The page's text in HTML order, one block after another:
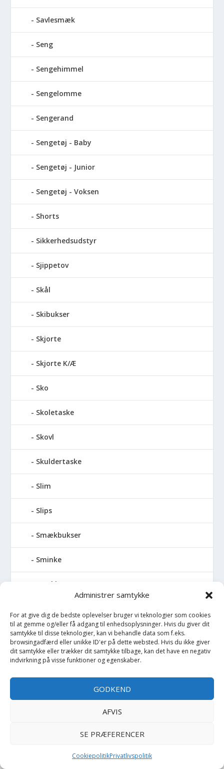
Administrer samtykke
For at give dig de bedste oplevelser bruger vi teknologier som cookies
til at gemme og/eller få adgang til enhedsoplysninger. Hvis du giver dit
samtykke til disse teknologier, kan vi behandle data som f.eks.
browsingadfærd eller unikke ID'er på dette websted. Hvis du ikke giver
dit samtykke eller trækker dit samtykke tilbage, kan det have en negativ
indvirkning på visse funktioner og egenskaber.
GODKEND
AFVIS
SE PRÆFERENCER
CookiepolitikPrivatlivspolitik
Savlesmæk
Seng
Sengehimmel
Sengelomme
Sengerand
Sengetøj - Baby
Sengetøj - Junior
Sengetøj - Voksen
Shorts
Sikkerhedsudstyr
Sjippetov
Skål
Skibukser
Skjorte
Skjorte K/Æ
Sko
Skoletaske
Skovl
Skuldertaske
Slim
Slips
Smækbukser
Sminke
Smykker
Snorkel
Softshell
Sommerdragt